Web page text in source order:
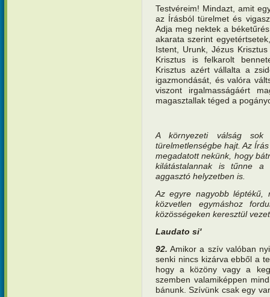
Testvéreim! Mindazt, amit
az Írásból türelmet és
Adja meg nektek a
akarata szerint
Istent, Urunk, Jézus
Krisztus is felkarolt
Krisztus azért vállalta a
igazmondását, és valóra
viszont irgalmasságáért
magasztallak téged a
A környezeti válság sok
türelmetlenségbe hajt. Az
megadatott nekünk, hogy
kilátástalannak is tűnne
aggasztó helyzetben is.
Az egyre nagyobb léptékű,
közvetlen egymáshoz
közösségeken keresztül
Laudato si'
92. Amikor a szív valóban
senki nincs kizárva ebből a
hogy a közöny vagy a
szemben valamiképpen
bánunk. Szívünk csak egy